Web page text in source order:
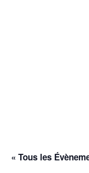
« Tous les